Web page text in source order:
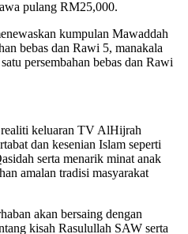
pulang RM25,000.
kumpulan Mawaddah
bebas dan Rawi 5, manakala
persembahan bebas dan Rawi
realiti keluaran TV AlHijrah
dan kesenian Islam seperti
serta menarik minat anak
amalan tradisi masyarakat
akan bersaing dengan
kisah Rasulullah SAW serta